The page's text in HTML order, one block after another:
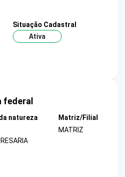
Situação Cadastral
Ativa
federal
natureza
Matriz/Filial
MATRIZ